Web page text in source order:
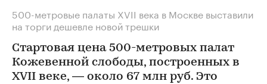
500-метровые палаты XVII века в Москве выставили
на торги дешевле новой трешки
Стартовая цена 500-метровых палат
Кожевенной слободы, построенных в
XVII веке, — около 67 млн руб. Это